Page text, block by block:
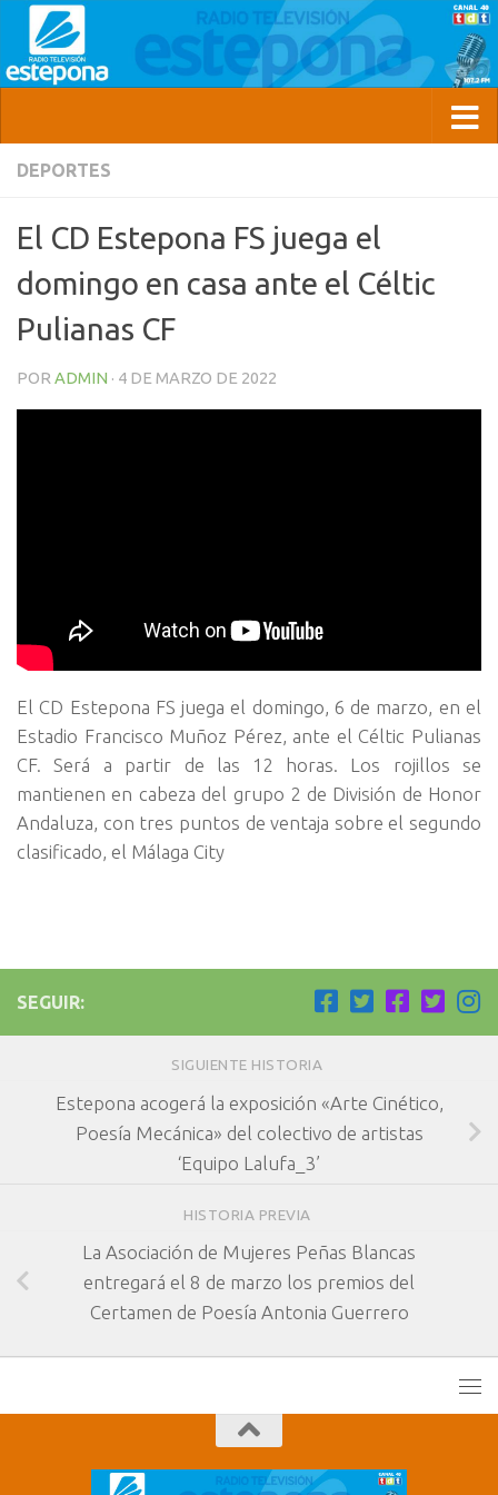
DEPORTES
El CD Estepona FS juega el
domingo en casa ante el Céltic
Pulianas CF
POR ADMIN · 4 DE MARZO DE 2022
El CD Estepona FS juega el domingo, 6 de marzo, en el
Estadio Francisco Muñoz Pérez, ante el Céltic Pulianas
CF. Será a partir de las 12 horas. Los rojillos se
mantienen en cabeza del grupo 2 de División de Honor
Andaluza, con tres puntos de ventaja sobre el segundo
clasificado, el Málaga City
SEGUIR:
SIGUIENTE HISTORIA
Estepona acogerá la exposición «Arte Cinético,
Poesía Mecánica» del colectivo de artistas
‘Equipo Lalufa_3’
HISTORIA PREVIA
La Asociación de Mujeres Peñas Blancas
entregará el 8 de marzo los premios del
Certamen de Poesía Antonia Guerrero